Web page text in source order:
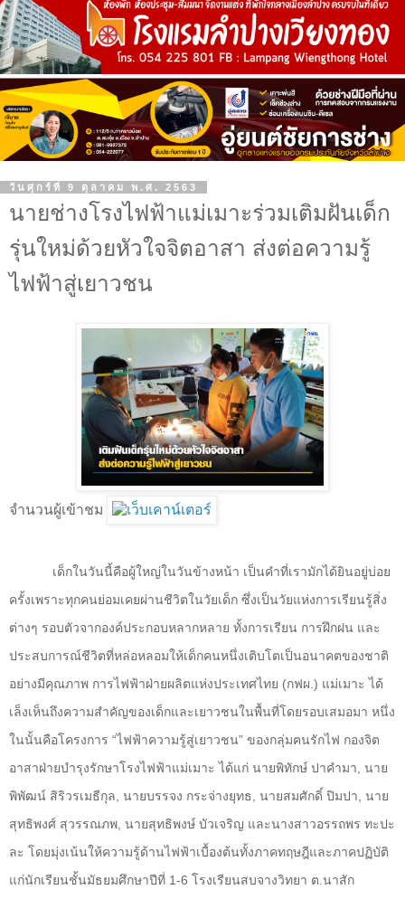
วันศุกร์ที่ 9 ตุลาคม พ.ศ. 2563
นายช่างโรงไฟฟ้าแม่เมาะร่วมเติมฝันเด็ก
รุ่นใหม่ด้วยหัวใจจิตอาสา ส่งต่อความรู้
ไฟฟ้าสู่เยาวชน
จำนวนผู้เข้าชม
เด็กในวันนี้คือผู้ใหญ่ในวันข้างหน้า เป็นคำที่เรามักได้ยินอยู่บ่อย
ครั้งเพราะทุกคนย่อมเคยผ่านชีวิตในวัยเด็ก ซึ่งเป็นวัยแห่งการเรียนรู้สิ่ง
ต่างๆ รอบตัวจากองค์ประกอบหลากหลาย ทั้งการเรียน การฝึกฝน และ
ประสบการณ์ชีวิตที่หล่อหลอมให้เด็กคนหนึ่งเติบโตเป็นอนาคตของชาติ
อย่างมีคุณภาพ การไฟฟ้าฝ่ายผลิตแห่งประเทศไทย (กฟผ.) แม่เมาะ ได้
เล็งเห็นถึงความสำคัญของเด็กและเยาวชนในพื้นที่โดยรอบเสมอมา หนึ่ง
ในนั้นคือโครงการ “ไฟฟ้าความรู้สู่เยาวชน” ของกลุ่มฅนรักไฟ กองจิต
อาสาฝ่ายบำรุงรักษาโรงไฟฟ้าแม่เมาะ ได้แก่ นายพิทักษ์ ปาคำมา นาย
พิพัฒน์ สิริวรเมธีกุล นายบรรจง กระจ่างยุทธ นายสมศักดิ์ ปิมปา นาย
สุทธิพงศ์ สุวรรณภพ นายสุทธิพงษ์ บัวเจริญ และนางสาวอรรถพร ทะปะ
ละ โดยมุ่งเน้นให้ความรู้ด้านไฟฟ้าเบื้องต้นทั้งภาคทฤษฎีและภาคปฏิบัติ
แก่นักเรียนชั้นมัธยมศึกษาปีที่ 1-6 โรงเรียนสบจางวิทยา ต.นาสัก